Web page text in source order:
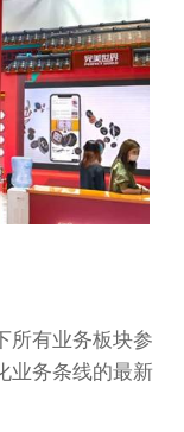
所有业务板块参
业务条线的最新